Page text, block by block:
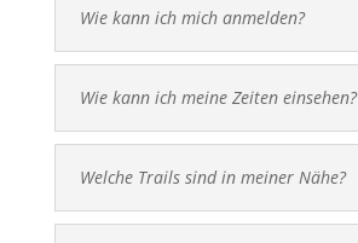
Wie kann ich mich anmelden?
Wie kann ich meine Zeiten einsehen?
Welche Trails sind in meiner Nähe?